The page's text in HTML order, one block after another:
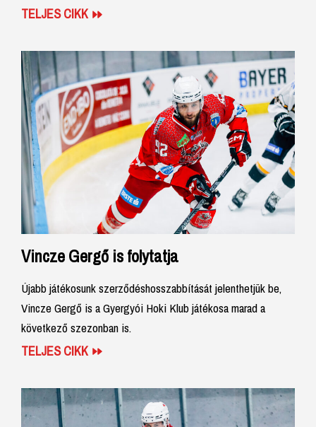
TELJES CIKK
Vincze Gergő is folytatja
Újabb játékosunk szerződéshosszabbítását jelenthetjük be,
Vincze Gergő is a Gyergyói Hoki Klub játékosa marad a
következő szezonban is.
TELJES CIKK